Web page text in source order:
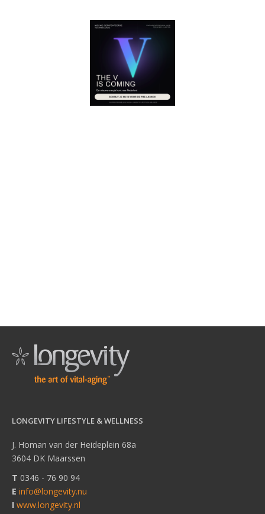
LONGEVITY LIFESTYLE & WELLNESS
J. Homan van der Heideplein 68a
3604 DK Maarssen
T 0346 - 76 90 94
E info@longevity.nu
I www.longevity.nl